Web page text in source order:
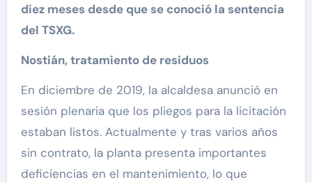
diez meses desde que se conoció la sentencia
del TSXG.
Nostián, tratamiento de residuos
En diciembre de 2019, la alcaldesa anunció en
sesión plenaria que los pliegos para la licitación
estaban listos. Actualmente y tras varios años
sin contrato, la planta presenta importantes
deficiencias en el mantenimiento, lo que